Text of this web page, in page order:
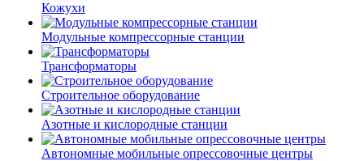
Кожухи
Модульные компрессорные станции
Трансформаторы
Строительное оборудование
Азотные и кислородные станции
Автономные мобильные опрессовочные центры